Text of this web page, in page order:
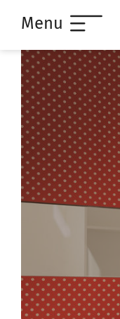
Menu